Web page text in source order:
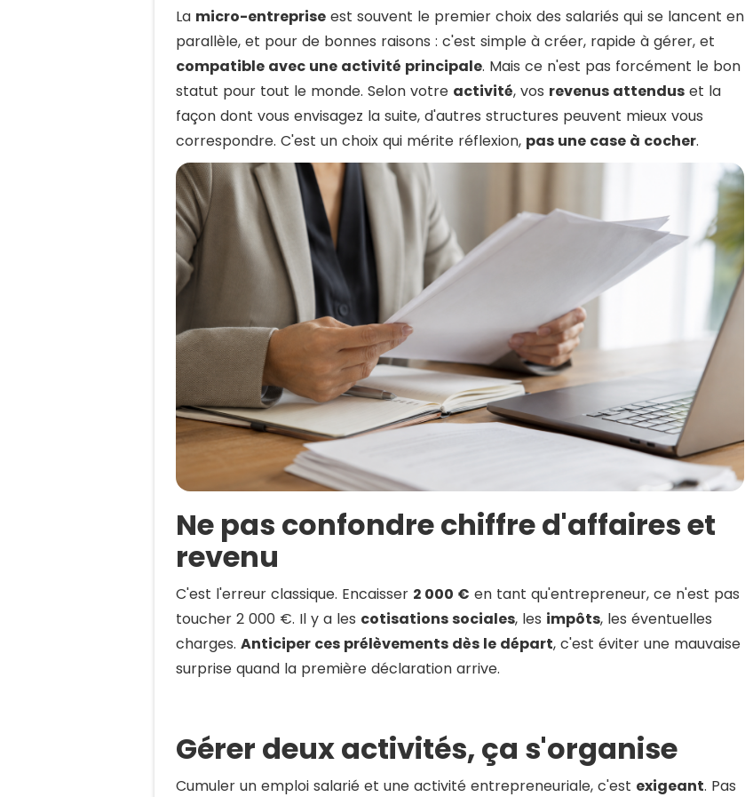
La micro-entreprise est souvent le premier choix des salariés qui se lancent en
parallèle, et pour de bonnes raisons : c'est simple à créer, rapide à gérer, et
compatible avec une activité principale. Mais ce n'est pas forcément le bon
statut pour tout le monde. Selon votre activité, vos revenus attendus et la
façon dont vous envisagez la suite, d'autres structures peuvent mieux vous
correspondre. C'est un choix qui mérite réflexion, pas une case à cocher.
Ne pas confondre chiffre d'affaires et
revenu
C'est l'erreur classique. Encaisser 2 000 € en tant qu'entrepreneur, ce n'est pas
toucher 2 000 €. Il y a les cotisations sociales, les impôts, les éventuelles
charges. Anticiper ces prélèvements dès le départ, c'est éviter une mauvaise
surprise quand la première déclaration arrive.
Gérer deux activités, ça s'organise
Cumuler un emploi salarié et une activité entrepreneuriale, c'est exigeant. Pas